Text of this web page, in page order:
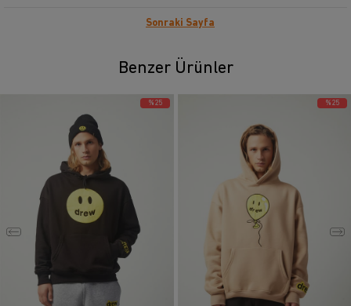
Sonraki Sayfa
Benzer Ürünler
%25 %25